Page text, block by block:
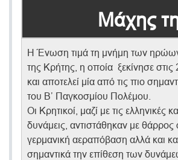
Μάχης
Η Ένωση τιμά τη μνήμη των
της Κρήτης, η οποία ξεκίνησε
και αποτελεί μία από τις πιο
του Β’ Παγκοσμίου Πολέμου.
Οι Κρητικοί, μαζί με τις ελληνικές
δυνάμεις, αντιστάθηκαν με θάρρος
γερμανική αεραπόβαση αλλά και
σημαντικά την επίθεση των